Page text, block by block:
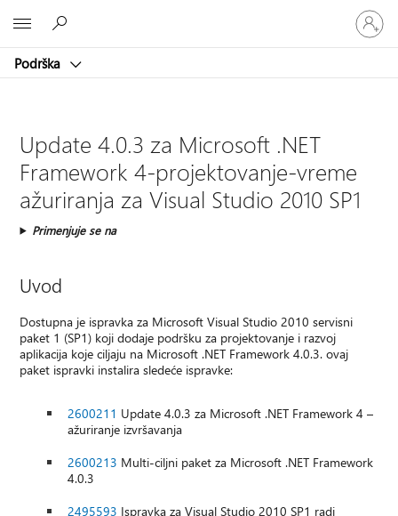
Podrška
Prijavite
se
na
Update 4.0.3 za Microsoft .NET
Framework 4-projektovanje-vreme
ažuriranja za Visual Studio 2010 SP1
Primenjuje se na
Uvod
Dostupna je ispravka za Microsoft Visual Studio 2010 servisni
paket 1 (SP1) koji dodaje podršku za projektovanje i razvoj
aplikacija koje ciljaju na Microsoft .NET Framework 4.0.3. ovaj
paket ispravki instalira sledeće ispravke:
2600211 Update 4.0.3 za Microsoft .NET Framework 4 –
ažuriranje izvršavanja
2600213 Multi-ciljni paket za Microsoft .NET Framework
4.0.3
2495593 Ispravka za Visual Studio 2010 SP1 radi